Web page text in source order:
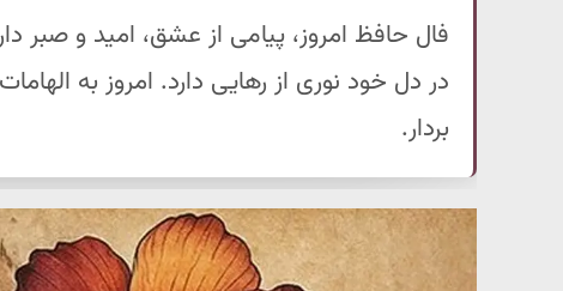
فال حافظ امروز، پیامی از عشق، امید و صبر
در دل خود نوری از رهایی دارد. امروز به
بردار.